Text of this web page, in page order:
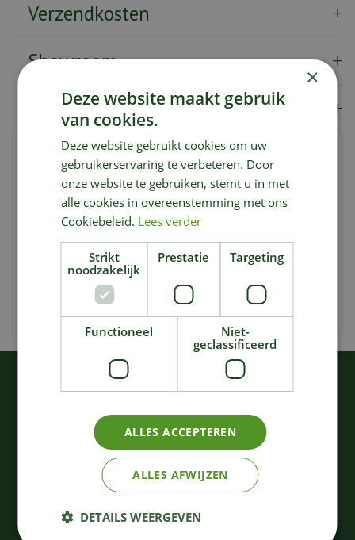
Verzendkosten
Showroom
Merk
COMPO Barrière Insect Biosect Spray is een krachtige
bestrijdingsmiddel tegen kruipende en vliegende insecten
in woon-, werk- en verblijfsruimten. Het product biedt een
snel en langdurig effect en schrikt insecten af zodra ze
en laat geen vlekken achter. Mieren, kevers, pissebedden,
zilvervisjes, vlooien, krekels, kakkerlakken, vliegen,
wespen, muggen, motten, motvliegjes, en vele andere
insecten kunnen met dit product worden bestreden.
KIJK OOK EENS NAAR:
×
Deze website maakt gebruik
van cookies.
Deze website gebruikt cookies om uw
gebruikerservaring te verbeteren. Door
onze website te gebruiken, stemt u in met
alle cookies in overeenstemming met ons
Cookiebeleid. Lees verder
Strikt
noodzakelijk
Prestatie Targeting
Functioneel
Niet-
geclassificeerd
ALLES ACCEPTEREN
ALLES AFWIJZEN
DETAILS WEERGEVEN